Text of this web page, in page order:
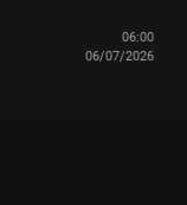
06:00
06/07/2026